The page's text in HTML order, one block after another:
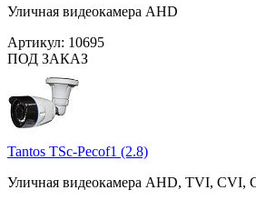
Уличная видеокамера AHD
Артикул: 10695
ПОД ЗАКАЗ
Tantos TSc-Pecof1 (2.8)
Уличная видеокамера AHD, TVI, CVI,